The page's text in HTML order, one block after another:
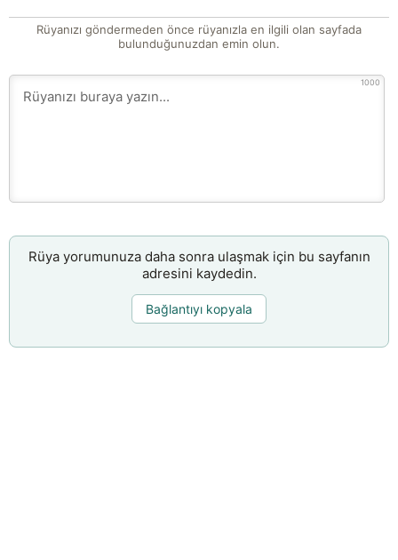
Rüyanızı göndermeden önce rüyanızla en ilgili olan sayfada
bulunduğunuzdan emin olun.
1000
Rüya yorumunuza daha sonra ulaşmak için bu sayfanın
adresini kaydedin.
Bağlantıyı kopyala